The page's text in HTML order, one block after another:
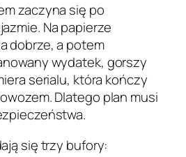
zaczyna się po
Na papierze
dobrze, a potem
wydatek, gorszy
serialu, która kończy
Dlatego plan musi
się trzy bufory: